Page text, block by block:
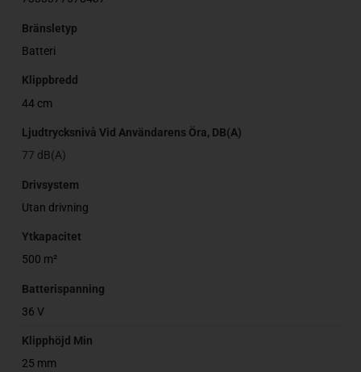
Bränsletyp
Batteri
Klippbredd
44 cm
Ljudtrycksnivå Vid Användarens Öra, DB(A)
77 dB(A)
Drivsystem
Utan drivning
Ytkapacitet
500 m²
Batterispanning
36 V
Klipphöjd Min
25 mm